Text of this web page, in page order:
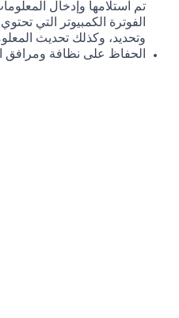
تم استلامها وإدخال
الفوترة الكمبيوتر التي
وتحديد، وكذلك تحديث
الحفاظ على نظافة ومرافق